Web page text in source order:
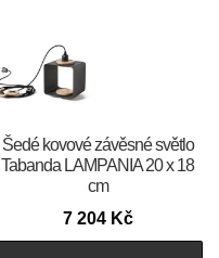
Šedé kovové závěsné světlo
Tabanda LAMPANIA 20 x 18
cm
7 204 Kč